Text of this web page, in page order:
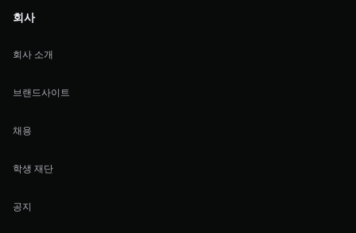
회사
회사 소개
브랜드사이트
채용
학생 재단
공지